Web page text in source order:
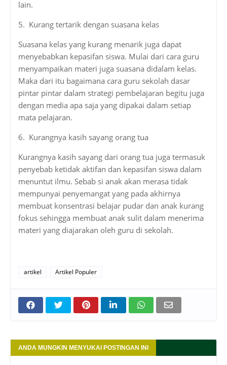
lain.
5. Kurang tertarik dengan suasana kelas
Suasana kelas yang kurang menarik juga dapat
menyebabkan kepasifan siswa. Mulai dari cara guru
menyampaikan materi juga suasana didalam kelas.
Maka dari itu bagaimana cara guru sekolah dasar
pintar pintar dalam strategi pembelajaran begitu juga
dengan media apa saja yang dipakai dalam setiap
mata pelajaran.
6. Kurangnya kasih sayang orang tua
Kurangnya kasih sayang dari orang tua juga termasuk
penyebab ketidak aktifan dan kepasifan siswa dalam
menuntut ilmu. Sebab si anak akan merasa tidak
mempunyai penyemangat yang pada akhirnya
membuat konsentrasi belajar pudar dan anak kurang
fokus sehingga membuat anak sulit dalam menerima
materi yang diajarakan oleh guru di sekolah.
artikel Artikel Populer
ANDA MUNGKIN MENYUKAI POSTINGAN INI